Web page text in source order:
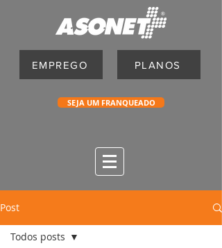
EMPREGO PLANOS
SEJA UM FRANQUEADO
Post
Todos posts